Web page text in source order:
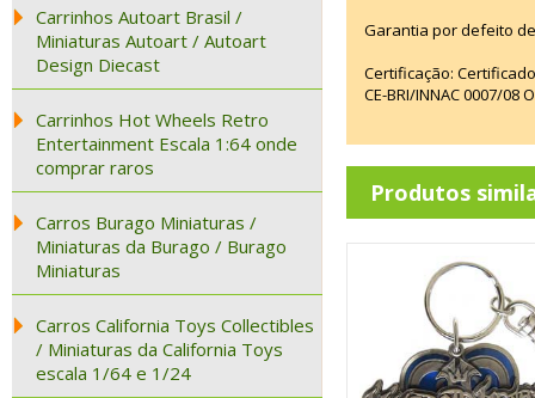
Carrinhos Autoart Brasil /
Miniaturas Autoart / Autoart
Design Diecast
Carrinhos Hot Wheels Retro
Entertainment Escala 1:64 onde
comprar raros
Carros Burago Miniaturas /
Miniaturas da Burago / Burago
Miniaturas
Carros California Toys Collectibles
/ Miniaturas da California Toys
escala 1/64 e 1/24
Garantia por defeito
Certificação:
CE-BRI/INNAC 0007/08
Produtos